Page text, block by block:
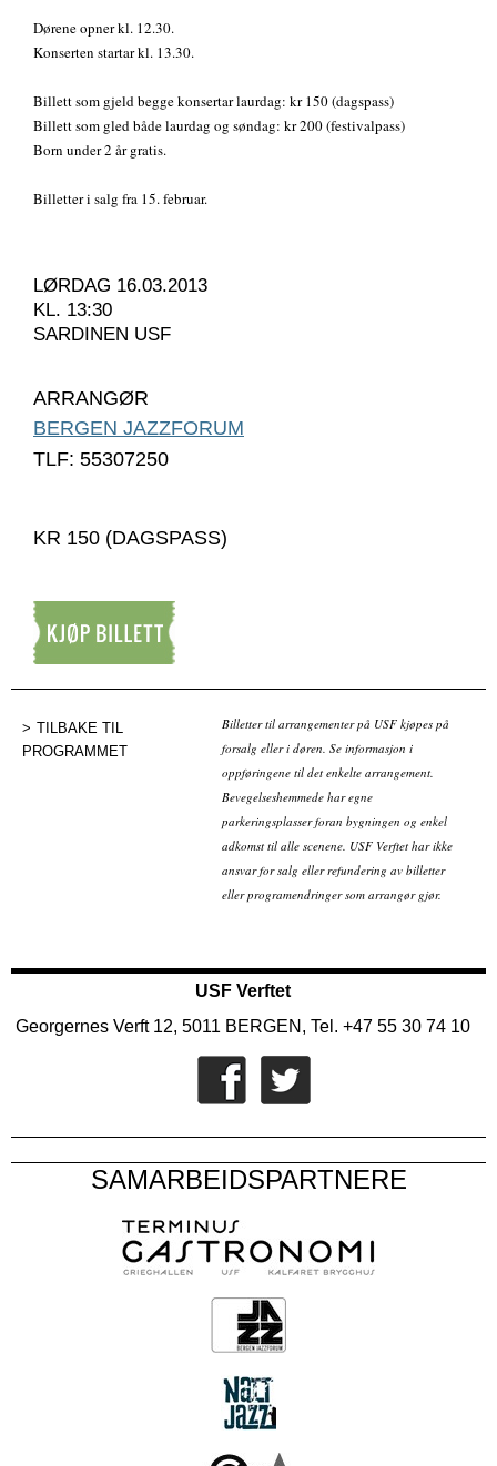
Dørene opner kl. 12.30.
Konserten startar kl. 13.30.
Billett som gjeld begge konsertar laurdag: kr 150 (dagspass)
Billett som gled både laurdag og søndag: kr 200 (festivalpass)
Born under 2 år gratis.
Billetter i salg fra 15. februar.
LØRDAG 16.03.2013
KL. 13:30
SARDINEN USF
ARRANGØR
BERGEN JAZZFORUM
TLF: 55307250
KR 150 (DAGSPASS)
TILBAKE TIL
PROGRAMMET
Billetter til arrangementer på USF kjøpes på
forsalg eller i døren. Se informasjon i
oppføringene til det enkelte arrangement.
Bevegelseshemmede har egne
parkeringsplasser foran bygningen og enkel
adkomst til alle scenene. USF Verftet har ikke
ansvar for salg eller refundering av billetter
eller programendringer som arrangør gjør.
USF Verftet
Georgernes Verft 12, 5011 BERGEN, Tel. +47 55 30 74 10
SAMARBEIDSPARTNERE